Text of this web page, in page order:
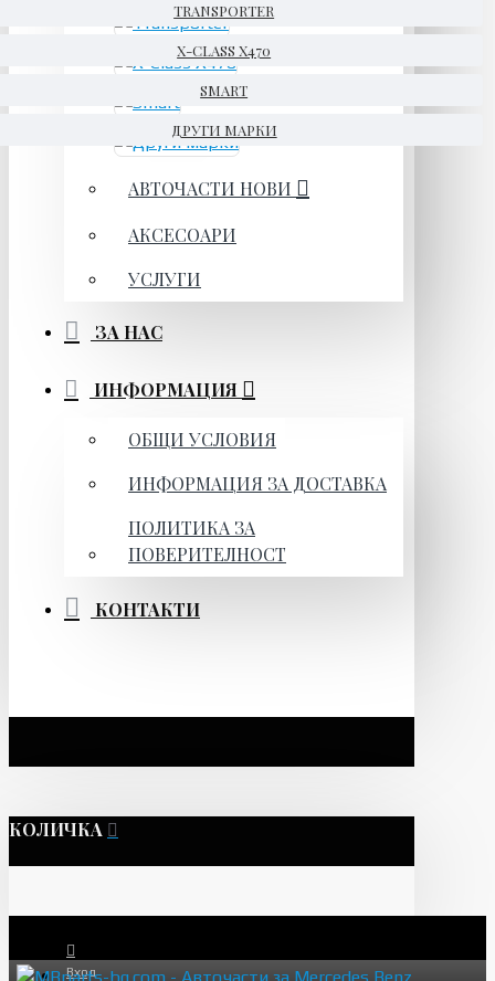
TRANSPORTER
X-CLASS X470
SMART
ДРУГИ МАРКИ
АВТОЧАСТИ НОВИ
АКСЕСОАРИ
УСЛУГИ
ЗА НАС
ИНФОРМАЦИЯ
ОБЩИ УСЛОВИЯ
ИНФОРМАЦИЯ ЗА ДОСТАВКА
ПОЛИТИКА ЗА
ПОВЕРИТЕЛНОСТ
КОНТАКТИ
КОЛИЧКА
Вход